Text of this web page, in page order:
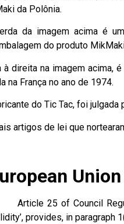
da Polônia.
da imagem acima é
do produto
direita na imagem acima,
na França no ano de 1974.
do Tic Tac, foi
artigos de lei que
25 of Council
provides, in paragraph